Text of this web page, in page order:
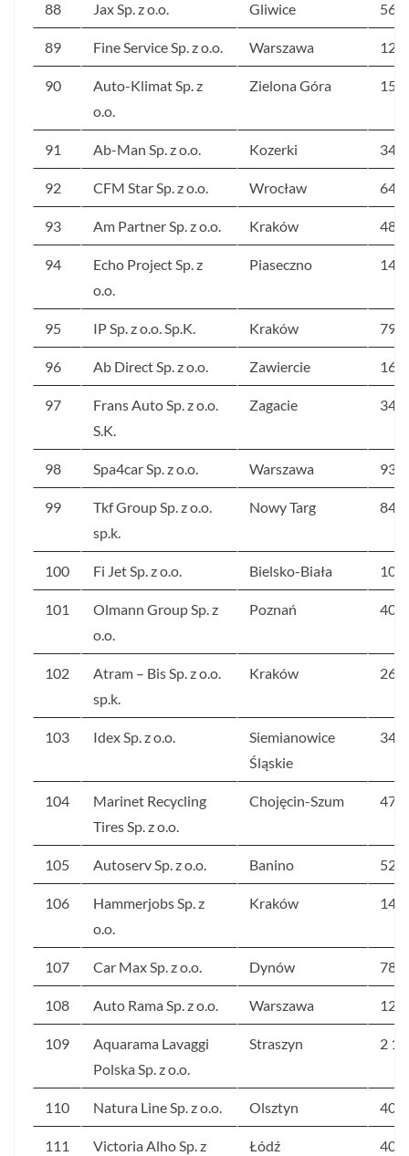
88 Jax Sp. z o.o. Gliwice 561
89 Fine Service Sp. z o.o. Warszawa 128
90
Auto-Klimat Sp. z
o.o.
Zielona Góra 152
91 Ab-Man Sp. z o.o. Kozerki 345
92 CFM Star Sp. z o.o. Wrocław 64
93 Am Partner Sp. z o.o. Kraków 48
94
Echo Project Sp. z
o.o.
Piaseczno 144
95 IP Sp. z o.o. Sp.K. Kraków 79
96 Ab Direct Sp. z o.o. Zawiercie 165
97
Frans Auto Sp. z o.o.
S.K.
Zagacie 34
98 Spa4car Sp. z o.o. Warszawa 93
99
Tkf Group Sp. z o.o.
sp.k.
Nowy Targ 84
100 Fi Jet Sp. z o.o. Bielsko-Biała 109
101
Olmann Group Sp. z
o.o.
Poznań 408
102
Atram – Bis Sp. z o.o.
sp.k.
Kraków 263
103 Idex Sp. z o.o.
Siemianowice
Śląskie
340
104
Marinet Recycling
Tires Sp. z o.o.
Chojęcin-Szum 47
105 Autoserv Sp. z o.o. Banino 52
106
Hammerjobs Sp. z
o.o.
Kraków 148
107 Car Max Sp. z o.o. Dynów 78
108 Auto Rama Sp. z o.o. Warszawa 123
109
Aquarama Lavaggi
Polska Sp. z o.o.
Straszyn 2
110 Natura Line Sp. z o.o. Olsztyn 400
111
Victoria Alho Sp. z
Łódź 40